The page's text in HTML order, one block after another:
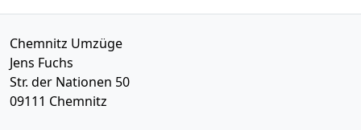
Chemnitz Umzüge
Jens Fuchs
Str. der Nationen 50
09111 Chemnitz